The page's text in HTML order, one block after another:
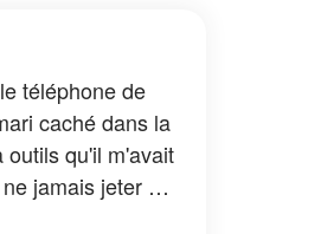
téléphone de
caché dans la
outils qu'il m'avait
jamais jeter –
qu'il y avait